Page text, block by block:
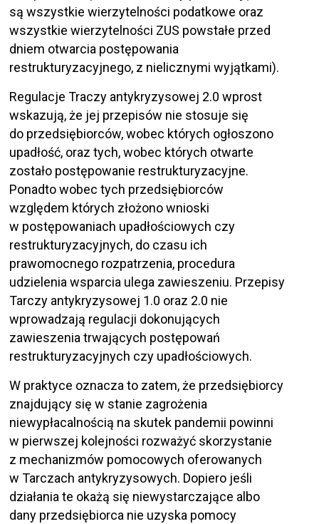
są wszystkie wierzytelności podatkowe oraz
wszystkie wierzytelności ZUS powstałe przed
dniem otwarcia postępowania
restrukturyzacyjnego, z nielicznymi wyjątkami).
Regulacje Traczy antykryzysowej 2.0 wprost
wskazują, że jej przepisów nie stosuje się
do przedsiębiorców, wobec których ogłoszono
upadłość, oraz tych, wobec których otwarte
zostało postępowanie restrukturyzacyjne.
Ponadto wobec tych przedsiębiorców
względem których złożono wnioski
w postępowaniach upadłościowych czy
restrukturyzacyjnych, do czasu ich
prawomocnego rozpatrzenia, procedura
udzielenia wsparcia ulega zawieszeniu. Przepisy
Tarczy antykryzysowej 1.0 oraz 2.0 nie
wprowadzają regulacji dokonujących
zawieszenia trwających postępowań
restrukturyzacyjnych czy upadłościowych.
W praktyce oznacza to zatem, że przedsiębiorcy
znajdujący się w stanie zagrożenia
niewypłacalnością na skutek pandemii powinni
w pierwszej kolejności rozważyć skorzystanie
z mechanizmów pomocowych oferowanych
w Tarczach antykryzysowych. Dopiero jeśli
działania te okażą się niewystarczające albo
dany przedsiębiorca nie uzyska pomocy